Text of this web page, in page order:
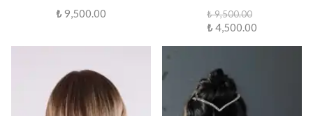
₺ 9,500.00 ₺ 9,500.00
₺ 4,500.00